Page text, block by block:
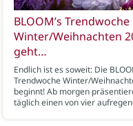
BLOOM’s Trendwoche
Winter/Weihnachten
geht…
Endlich ist es soweit: Die
Trendwoche Winter/
beginnt! Ab morgen
täglich einen von vier